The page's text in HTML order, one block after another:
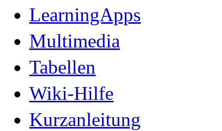
LearningApps
Multimedia
Tabellen
Wiki-Hilfe
Kurzanleitung